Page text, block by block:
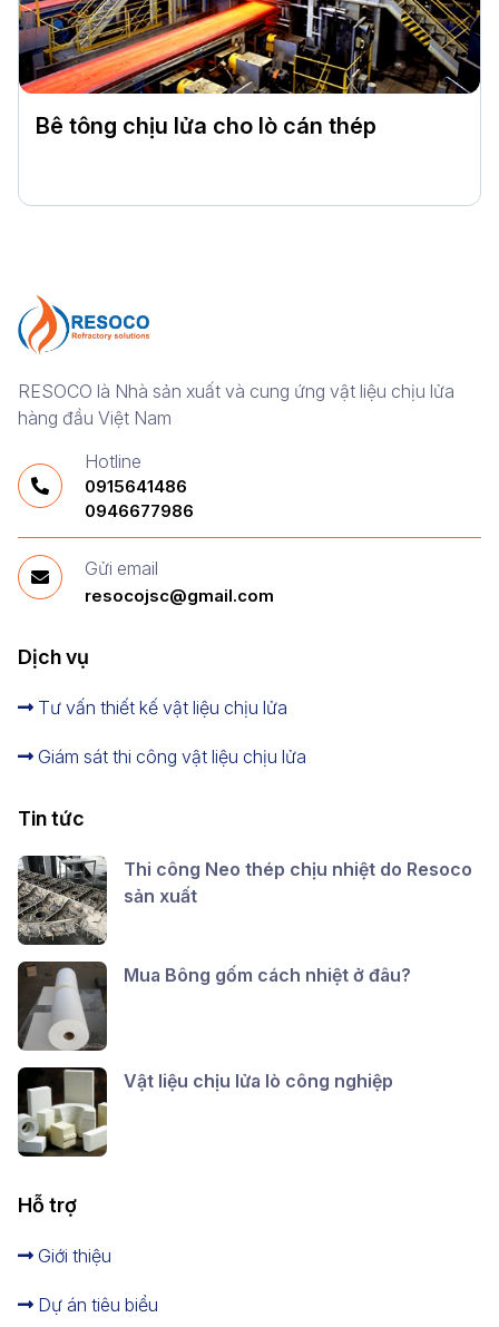
Bê tông chịu lửa cho lò cán thép
RESOCO là Nhà sản xuất và cung ứng vật liệu chịu lửa
hàng đầu Việt Nam
Hotline
0915641486
0946677986
Gửi email
resocojsc@gmail.com
Dịch vụ
Tư vấn thiết kế vật liệu chịu lửa
Giám sát thi công vật liệu chịu lửa
Tin tức
Thi công Neo thép chịu nhiệt do Resoco
sản xuất
Mua Bông gốm cách nhiệt ở đâu?
Vật liệu chịu lửa lò công nghiệp
Hỗ trợ
Giới thiệu
Dự án tiêu biểu